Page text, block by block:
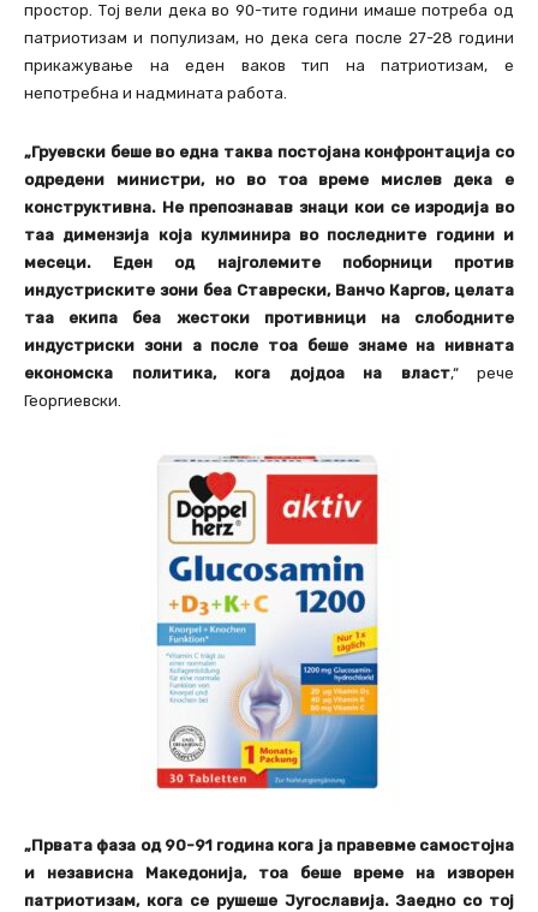
простор. Тој вели дека во 90-тите години имаше потреба од
патриотизам и популизам, но дека сега после 27-28 години
прикажување на еден ваков тип на патриотизам, е
непотребна и надмината работа.
„Груевски беше во една таква постојана конфронтација со
одредени министри, но во тоа време мислев дека е
конструктивна. Не препознавав знаци кои се изродија во
таа димензија која кулминира во последните години и
месеци. Еден од најголемите поборници против
индустриските зони беа Ставрески, Ванчо Каргов, целата
таа екипа беа жестоки противници на слободните
индустриски зони а после тоа беше знаме на нивната
економска политика, кога дојдоа на власт,“ рече
Георгиевски.
„Првата фаза од 90-91 година кога ја правевме самостојна
и независна Македонија, тоа беше време на изворен
патриотизам, кога се рушеше Југославија. Заедно со тој